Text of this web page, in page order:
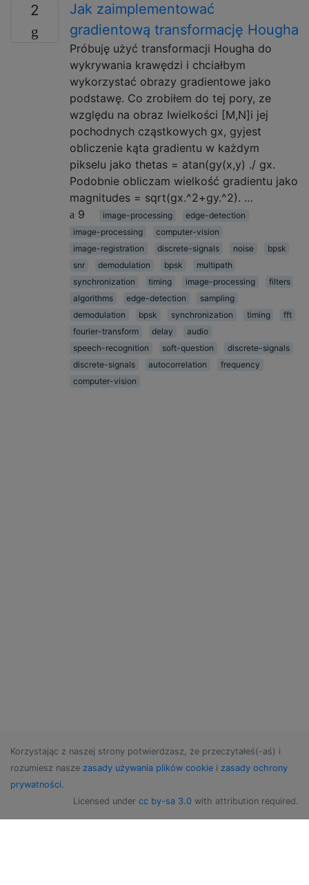
2
Jak zaimplementować
gradientową transformację Hougha
Próbuję użyć transformacji Hougha do
wykrywania krawędzi i chciałbym
wykorzystać obrazy gradientowe jako
podstawę. Co zrobiłem do tej pory, ze
względu na obraz Iwielkości [M,N]i jej
pochodnych cząstkowych gx, gyjest
obliczenie kąta gradientu w każdym
pikselu jako thetas = atan(gy(x,y) ./ gx.
Podobnie obliczam wielkość gradientu jako
magnitudes = sqrt(gx.^2+gy.^2). …
9
image-processing
edge-detection
image-processing
computer-vision
image-registration
discrete-signals noise
bpsk
snr
demodulation bpsk
multipath
synchronization
timing image-processing
filters
algorithms
edge-detection
sampling
demodulation
bpsk synchronization timing
fft
fourier-transform
delay
audio
speech-recognition
soft-question
discrete-signals
discrete-signals
autocorrelation
frequency
computer-vision
Korzystając z naszej strony potwierdzasz, że przeczytałeś(-aś) i
rozumiesz nasze zasady używania plików cookie i zasady ochrony
prywatności.
Licensed under cc by-sa 3.0 with attribution required.